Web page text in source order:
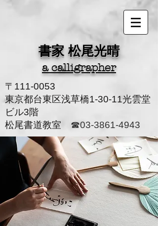
書家 松尾光晴
a calligrapher
〒111-0053
東京都台東区浅草橋1-30-11光雲堂
ビル3階
松尾書道教室 ☎03-3861-4943